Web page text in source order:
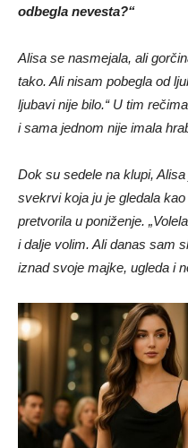
odbegla nevesta?“
Alisa se nasmejala, ali
tako. Ali nisam pobegla od
ljubavi nije bilo.“ U tim
i sama jednom nije imala
Dok su sedele na klupi,
svekrvi koja ju je gledala
pretvorila u poniženje.
i dalje volim. Ali danas sam
iznad svoje majke, ugleda i